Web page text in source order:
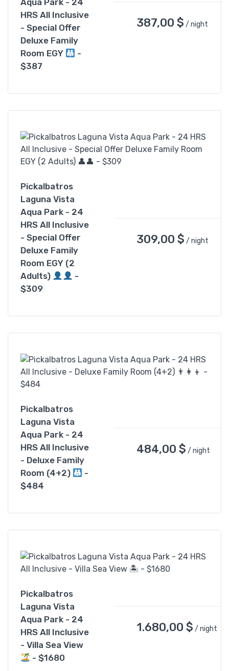
Aqua Park - 24
HRS All Inclusive
- Special Offer
Deluxe Family
Room EGY
-
$387
387,00 $ / night
Pickalbatros
Laguna Vista
Aqua Park - 24
HRS All Inclusive
- Special Offer
Deluxe Family
Room EGY (2
Adults)
-
$309
309,00 $ / night
Pickalbatros
Laguna Vista
Aqua Park - 24
HRS All Inclusive
- Deluxe Family
Room (4+2)
-
$484
484,00 $ / night
Pickalbatros
Laguna Vista
Aqua Park - 24
HRS All Inclusive
- Villa Sea View
- $1680
1.680,00 $ / night